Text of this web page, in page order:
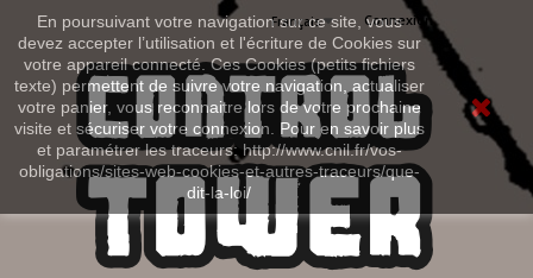
En poursuivant votre navigation sur ce site, vous
devez accepter l’utilisation et l'écriture de Cookies sur
votre appareil connecté. Ces Cookies (petits fichiers
texte) permettent de suivre votre navigation, actualiser
votre panier, vous reconnaitre lors de votre prochaine
visite et sécuriser votre connexion. Pour en savoir plus
et paramétrer les traceurs: http://www.cnil.fr/vos-
obligations/sites-web-cookies-et-autres-traceurs/que-
dit-la-loi/
Connexion
Français